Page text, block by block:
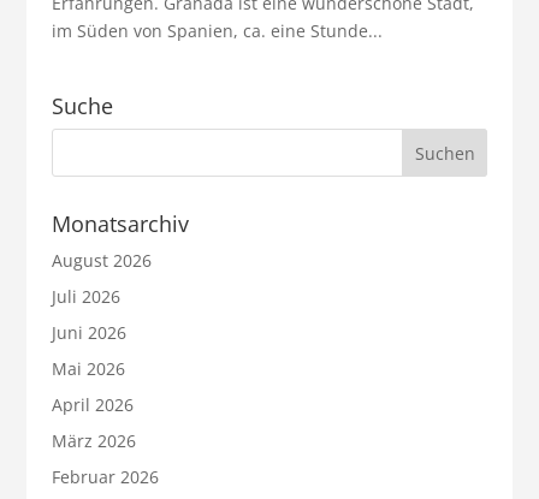
im Süden von Spanien, ca. eine Stunde...
Suche
Monatsarchiv
August 2026
Juli 2026
Juni 2026
Mai 2026
April 2026
März 2026
Februar 2026